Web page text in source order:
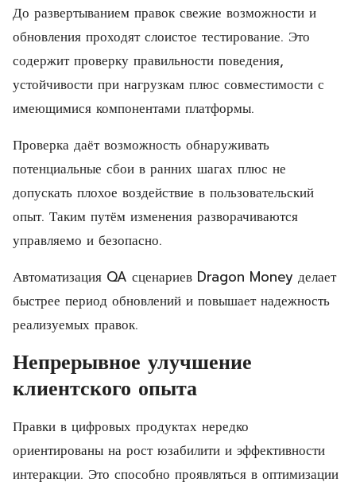
До развертыванием правок свежие возможности и
обновления проходят слоистое тестирование. Это
содержит проверку правильности поведения,
устойчивости при нагрузкам плюс совместимости с
имеющимися компонентами платформы.
Проверка даёт возможность обнаруживать
потенциальные сбои в ранних шагах плюс не
допускать плохое воздействие в пользовательский
опыт. Таким путём изменения разворачиваются
управляемо и безопасно.
Автоматизация QA сценариев Dragon Money делает
быстрее период обновлений и повышает надежность
реализуемых правок.
Непрерывное улучшение
клиентского опыта
Правки в цифровых продуктах нередко
ориентированы на рост юзабилити и эффективности
интеракции. Это способно проявляться в оптимизации